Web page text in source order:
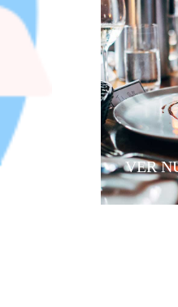
VER